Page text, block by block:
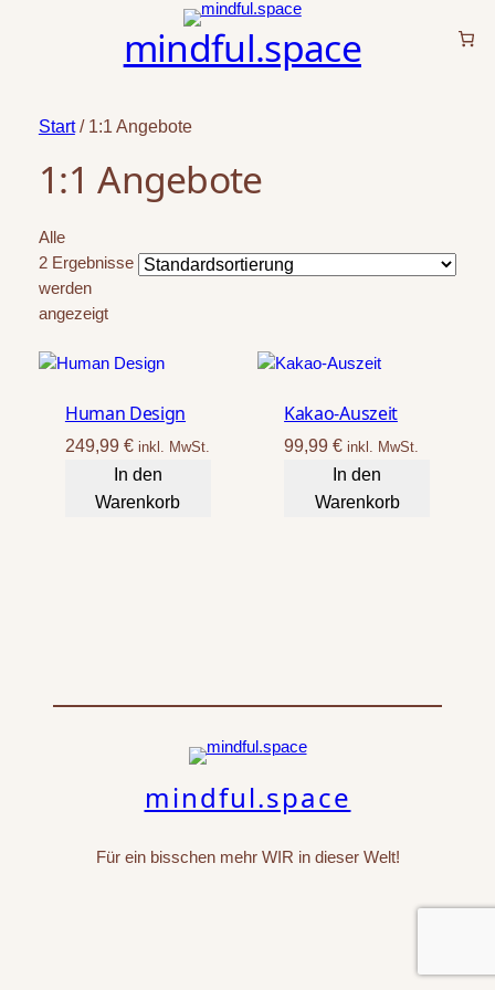
mindful.space
Start/ 1:1 Angebote
1:1 Angebote
Alle
2 Ergebnisse
werden
angezeigt
Human Design
249,99 € inkl. MwSt.
In den
Warenkorb
Kakao-Auszeit
99,99€ inkl. MwSt.
In den
Warenkorb
mindful.space
Für ein bisschen mehr WIR in dieser Welt!